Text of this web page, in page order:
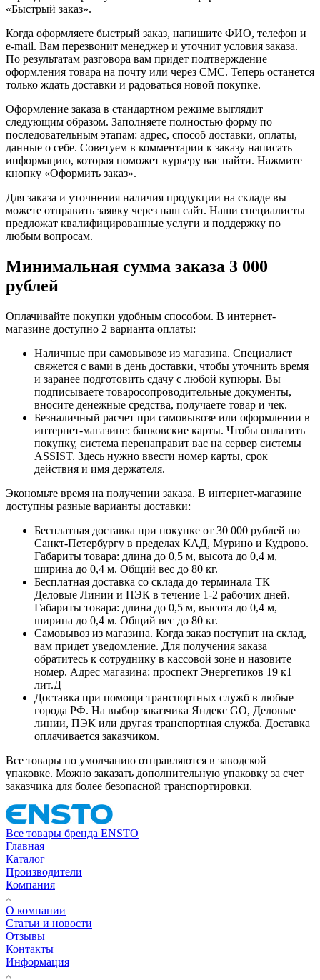
«Быстрый заказ».
Когда оформляете быстрый заказ, напишите ФИО, телефон и
e-mail. Вам перезвонит менеджер и уточнит условия заказа.
По результатам разговора вам придет подтверждение
оформления товара на почту или через СМС. Теперь останется
только ждать доставки и радоваться новой покупке.
Оформление заказа в стандартном режиме выглядит
следующим образом. Заполняете полностью форму по
последовательным этапам: адрес, способ доставки, оплаты,
данные о себе. Советуем в комментарии к заказу написать
информацию, которая поможет курьеру вас найти. Нажмите
кнопку «Оформить заказ».
Для заказа и уточнения наличия продукции на складе вы
можете отправить заявку через наш сайт. Наши специалисты
предложат квалифицированные услуги и поддержку по
любым вопросам.
Минимальная сумма заказа 3 000
рублей
Оплачивайте покупки удобным способом. В интернет-
магазине доступно 2 варианта оплаты:
Наличные при самовывозе из магазина. Специалист
свяжется с вами в день доставки, чтобы уточнить время
и заранее подготовить сдачу с любой купюры. Вы
подписываете товаросопроводительные документы,
вносите денежные средства, получаете товар и чек.
Безналичный расчет при самовывозе или оформлении в
интернет-магазине: банковские карты. Чтобы оплатить
покупку, система перенаправит вас на сервер системы
ASSIST. Здесь нужно ввести номер карты, срок
действия и имя держателя.
Экономьте время на получении заказа. В интернет-магазине
доступны разные варианты доставки:
Бесплатная доставка при покупке от 30 000 рублей по
Санкт-Петербургу в пределах КАД, Мурино и Кудрово.
Габариты товара: длина до 0,5 м, высота до 0,4 м,
ширина до 0,4 м. Общий вес до 80 кг.
Бесплатная доставка со склада до терминала ТК
Деловые Линии и ПЭК в течение 1-2 рабочих дней.
Габариты товара: длина до 0,5 м, высота до 0,4 м,
ширина до 0,4 м. Общий вес до 80 кг.
Самовывоз из магазина. Когда заказ поступит на склад,
вам придет уведомление. Для получения заказа
обратитесь к сотруднику в кассовой зоне и назовите
номер. Адрес магазина: проспект Энергетиков 19 к1
лит.Д
Доставка при помощи транспортных служб в любые
города РФ. На выбор заказчика Яндекс GO, Деловые
линии, ПЭК или другая транспортная служба. Доставка
оплачивается заказчиком.
Все товары по умолчанию отправляются в заводской
упаковке. Можно заказать дополнительную упаковку за счет
заказчика для более безопасной транспортировки.
Все товары бренда ENSTO
Главная
Каталог
Производители
Компания
О компании
Статьи и новости
Отзывы
Контакты
Информация